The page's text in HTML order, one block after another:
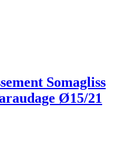
Somagliss
Ø15/21